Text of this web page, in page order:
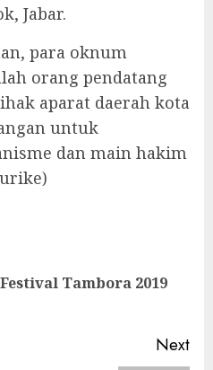
Jabar.
para oknum
orang pendatang
aparat daerah kota
untuk
dan main hakim
Tambora 2019
Next